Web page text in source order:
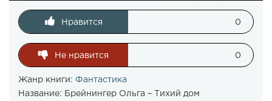
Нравится 0
Не нравится 0
Жанр книги: Фантастика
Название: Брейнингер Ольга – Тихий дом